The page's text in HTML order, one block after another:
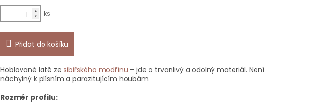
Přidat do košíku
Hoblované latě ze sibiřského modřínu – jde o trvanlivý a odolný materiál. Není
náchylný k plísním a parazitujícím houbám.
Rozměr profilu: